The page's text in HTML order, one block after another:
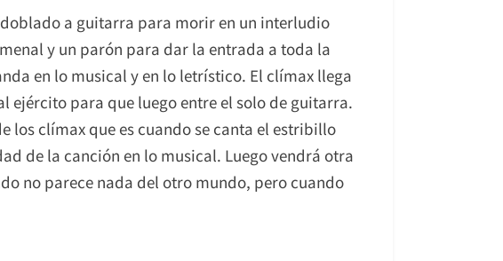
a guitarra para morir en un interludio
y un parón para dar la entrada a toda la
en lo musical y en lo letrístico. El clímax llega
ejército para que luego entre el solo de guitarra.
los clímax que es cuando se canta el estribillo
de la canción en lo musical. Luego vendrá otra
no parece nada del otro mundo, pero cuando